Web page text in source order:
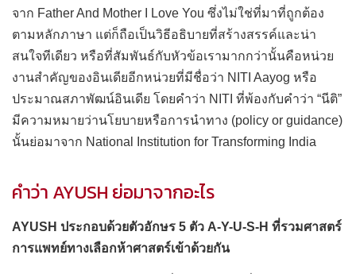
จาก Father And Mother I Love You ซึ่งไม่ใช่ที่มาที่ถูกต้อง
ตามหลักภาษา แต่ก็ถือเป็นวิธีอธิบายที่สร้างสรรค์และน่า
สนใจทีเดียว หรือที่สัมพันธ์กับหัวข้อเรามากกว่านั้นคือหน่วย
งานสำคัญของอินเดียอีกหน่วยที่มีชื่อว่า NITI Aayog หรือ
ประมาณสภาพัฒน์อินเดีย โดยคำว่า NITI ที่พ้องกับคำว่า “นีติ”
มีความหมายว่านโยบายหรือการนำทาง (policy or guidance)
นั้นย่อมาจาก National Institution for Transforming India
คำว่า AYUSH ย่อมาจากอะไร
AYUSH ประกอบด้วยตัวอักษร 5 ตัว A-Y-U-S-H ที่รวมศาสตร์
การแพทย์ทางเลือกห้าศาสตร์เข้าด้วยกัน